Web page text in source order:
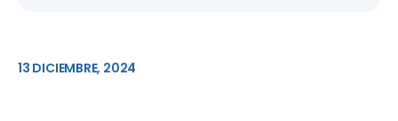
13 DICIEMBRE, 2024